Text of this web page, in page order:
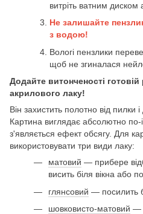
витріть ватним
Не залишайте
з водою!
Вологі пензлики
щоб не згиналася
Додайте витонченості
акрилового лаку!
Він захистить полотно від пилки
Картина виглядає абсолютно
з'являється ефект обсягу. Для
використовувати три види лаку:
матовий — прибере
висить біля вікна або
глянсовий — посилить
шовковисто-матовий —